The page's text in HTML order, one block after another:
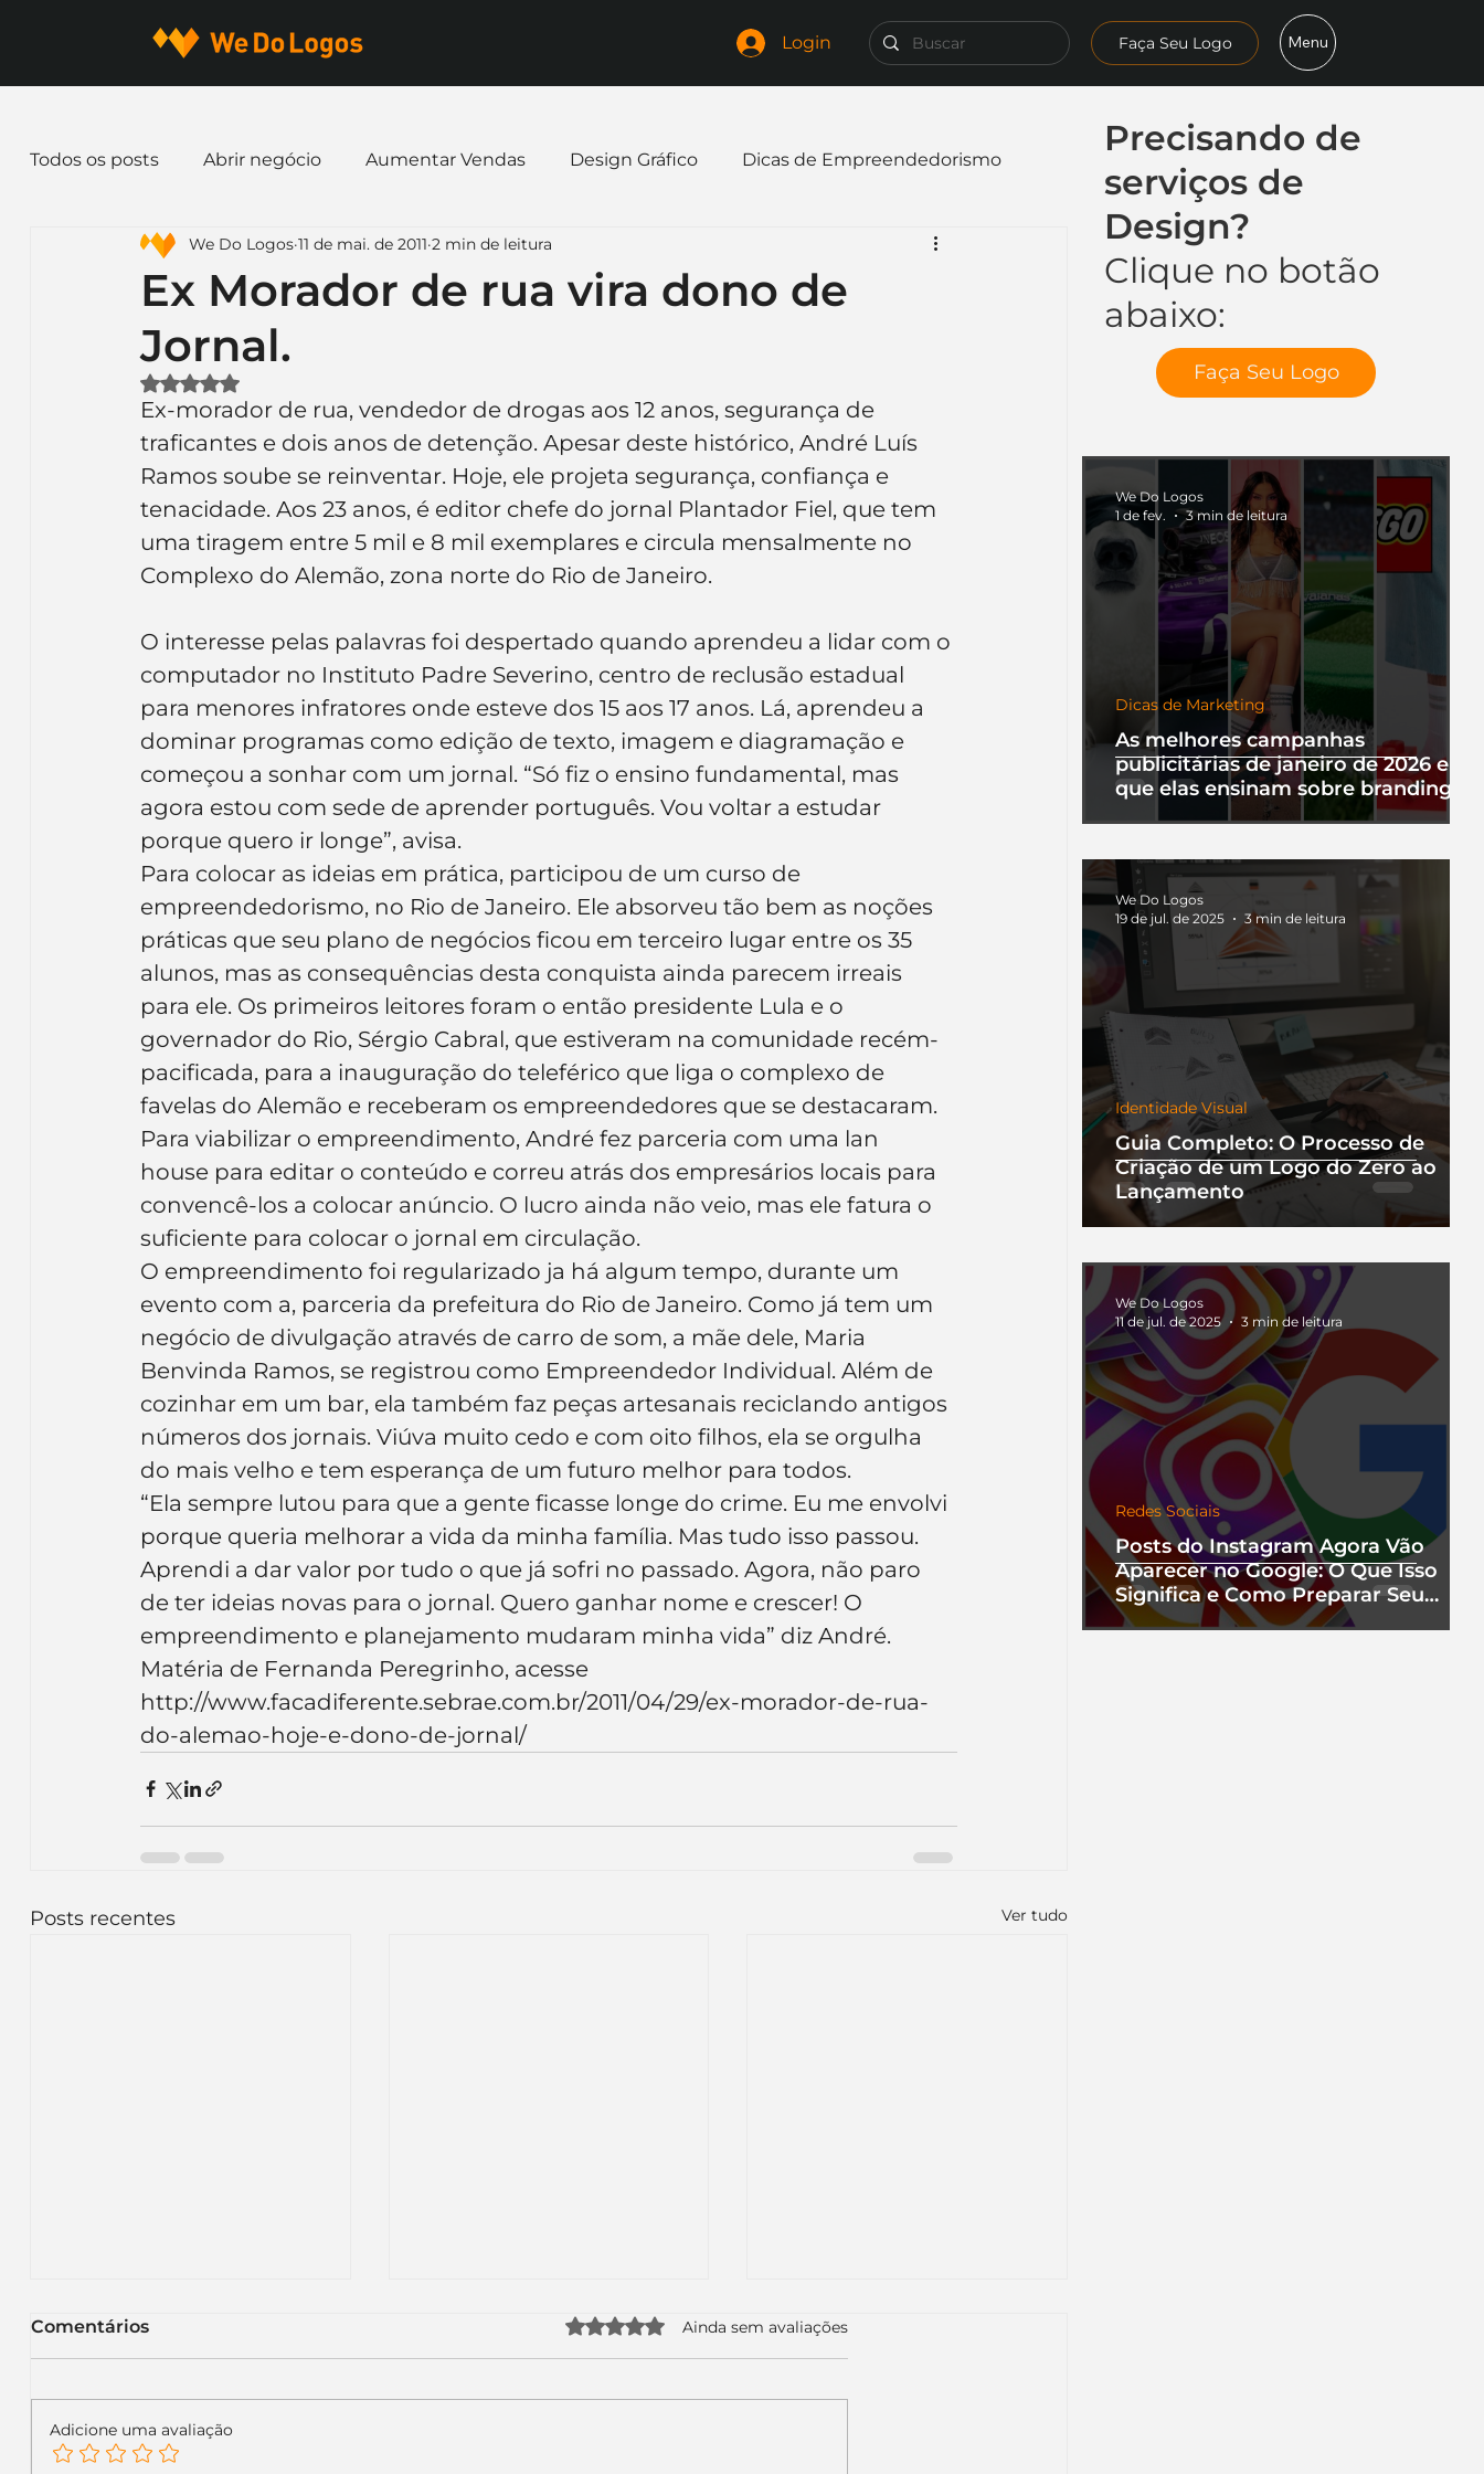
Login Faça Seu Logo Menu
Precisando de
serviços de
Design?
Clique no botão
abaixo:
Faça Seu Logo
As melhores campanhas
publicitárias de janeiro de 2026 e o
que elas ensinam sobre branding
Dicas de Marketing
We Do Logos
1 de fev.
3 min de leitura
Guia Completo: O Processo de
Criação de um Logo do Zero ao
Lançamento
Identidade Visual
We Do Logos
19 de jul. de 2025
3 min de leitura
Posts do Instagram Agora Vão
Aparecer no Google: O Que Isso
Significa e Como Preparar Seu
Perfil
Redes Sociais
We Do Logos
11 de jul. de 2025
3 min de leitura
Todos os posts Abrir negócio Aumentar Vendas Design Gráfico Dicas de Empreendedorismo
Dicas de Marketing Email marketing Expandir negócio
Identidade Visual
Frases
Inteligência Artificial Embalagens nome de empresa Branding
Ex Morador de rua vira dono de
Jornal.
We Do Logos 11 de mai. de 2011 2 min de leitura
Avaliado com NaN de 5 estrelas.
Ex-morador de rua, vendedor de drogas aos 12 anos, segurança de
traficantes e dois anos de detenção. Apesar deste histórico, André Luís
Ramos soube se reinventar. Hoje, ele projeta segurança, confiança e
tenacidade. Aos 23 anos, é editor chefe do jornal Plantador Fiel, que tem
uma tiragem entre 5 mil e 8 mil exemplares e circula mensalmente no
Complexo do Alemão, zona norte do Rio de Janeiro.
O interesse pelas palavras foi despertado quando aprendeu a lidar com o
computador no Instituto Padre Severino, centro de reclusão estadual
para menores infratores onde esteve dos 15 aos 17 anos. Lá, aprendeu a
dominar programas como edição de texto, imagem e diagramação e
começou a sonhar com um jornal. “Só fiz o ensino fundamental, mas
agora estou com sede de aprender português. Vou voltar a estudar
porque quero ir longe”, avisa.
Para colocar as ideias em prática, participou de um curso de
empreendedorismo, no Rio de Janeiro. Ele absorveu tão bem as noções
práticas que seu plano de negócios ficou em terceiro lugar entre os 35
alunos, mas as consequências desta conquista ainda parecem irreais
para ele. Os primeiros leitores foram o então presidente Lula e o
governador do Rio, Sérgio Cabral, que estiveram na comunidade recém-
pacificada, para a inauguração do teleférico que liga o complexo de
favelas do Alemão e receberam os empreendedores que se destacaram.
Para viabilizar o empreendimento, André fez parceria com uma lan
house para editar o conteúdo e correu atrás dos empresários locais para
convencê-los a colocar anúncio. O lucro ainda não veio, mas ele fatura o
suficiente para colocar o jornal em circulação.
O empreendimento foi regularizado ja há algum tempo, durante um
evento com a, parceria da prefeitura do Rio de Janeiro. Como já tem um
negócio de divulgação através de carro de som, a mãe dele, Maria
Benvinda Ramos, se registrou como Empreendedor Individual. Além de
cozinhar em um bar, ela também faz peças artesanais reciclando antigos
números dos jornais. Viúva muito cedo e com oito filhos, ela se orgulha
do mais velho e tem esperança de um futuro melhor para todos.
“Ela sempre lutou para que a gente ficasse longe do crime. Eu me envolvi
porque queria melhorar a vida da minha família. Mas tudo isso passou.
Aprendi a dar valor por tudo o que já sofri no passado. Agora, não paro
de ter ideias novas para o jornal. Quero ganhar nome e crescer! O
empreendimento e planejamento mudaram minha vida” diz André.
Matéria de Fernanda Peregrinho, acesse
http://www.facadiferente.sebrae.com.br/2011/04/29/ex-morador-de-rua-
do-alemao-hoje-e-dono-de-jornal/
Posts recentes Ver tudo
Comentários Avaliado com 0 de 5 estrelas.
Ainda sem avaliações
Adicione uma avaliação